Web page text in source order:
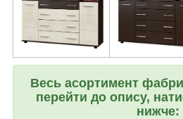
Весь асортимент
перейти до опису,
нижче: